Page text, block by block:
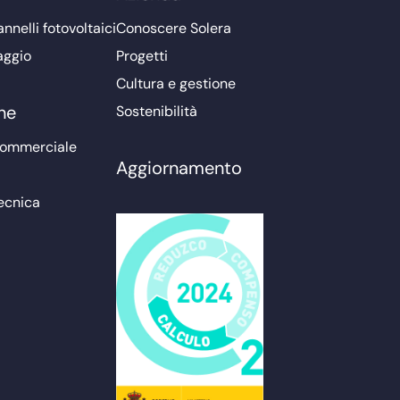
fotovoltaiciConoscere Solera
Progetti
Cultura e gestione
Sostenibilità
Aggiornamento